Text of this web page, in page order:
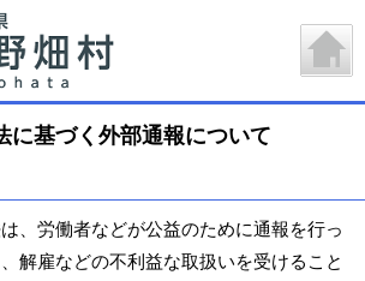
に基づく外部通報について
、労働者などが公益のために通報を行っ
解雇などの不利益な取扱いを受けること